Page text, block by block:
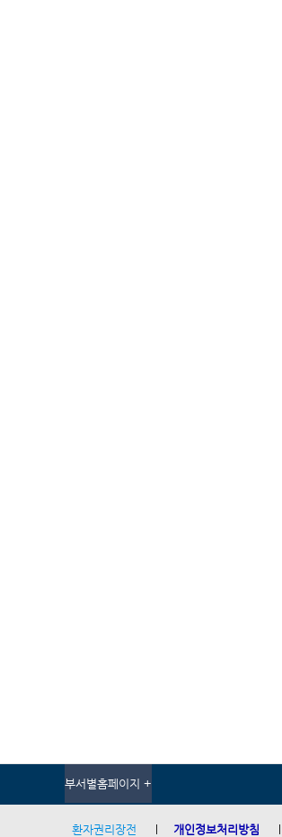
부서별홈페이지 +
환자권리장전 개인정보처리방침